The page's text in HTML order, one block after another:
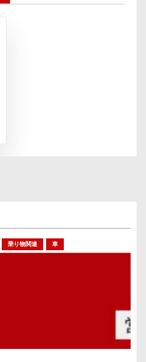
乗り物関連 車